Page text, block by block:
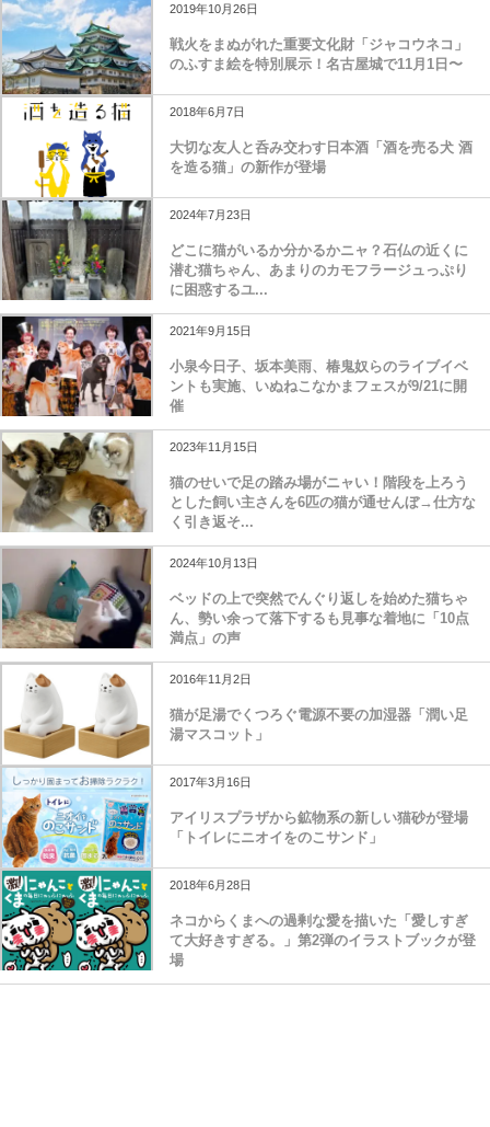
2019年10月26日
戦火をまぬがれた重要文化財「ジャコウネコ」
のふすま絵を特別展示！名古屋城で11月1日〜
2018年6月7日
大切な友人と呑み交わす日本酒「酒を売る犬 酒
を造る猫」の新作が登場
2024年7月23日
どこに猫がいるか分かるかニャ？石仏の近くに
潜む猫ちゃん、あまりのカモフラージュっぷり
に困惑するユ...
2021年9月15日
小泉今日子、坂本美雨、椿鬼奴らのライブイベ
ントも実施、いぬねこなかまフェスが9/21に開
催
2023年11月15日
猫のせいで足の踏み場がニャい！階段を上ろう
とした飼い主さんを6匹の猫が通せんぼ→仕方な
く引き返そ...
2024年10月13日
ベッドの上で突然でんぐり返しを始めた猫ちゃ
ん、勢い余って落下するも見事な着地に「10点
満点」の声
2016年11月2日
猫が足湯でくつろぐ電源不要の加湿器「潤い足
湯マスコット」
2017年3月16日
アイリスプラザから鉱物系の新しい猫砂が登場
「トイレにニオイをのこサンド」
2018年6月28日
ネコからくまへの過剰な愛を描いた「愛しすぎ
て大好きすぎる。」第2弾のイラストブックが登
場